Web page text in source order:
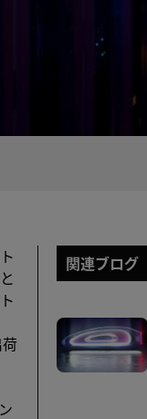
関連ブログ